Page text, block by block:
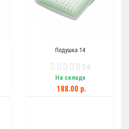
Подушка 14
0
На складе
188.00 р.